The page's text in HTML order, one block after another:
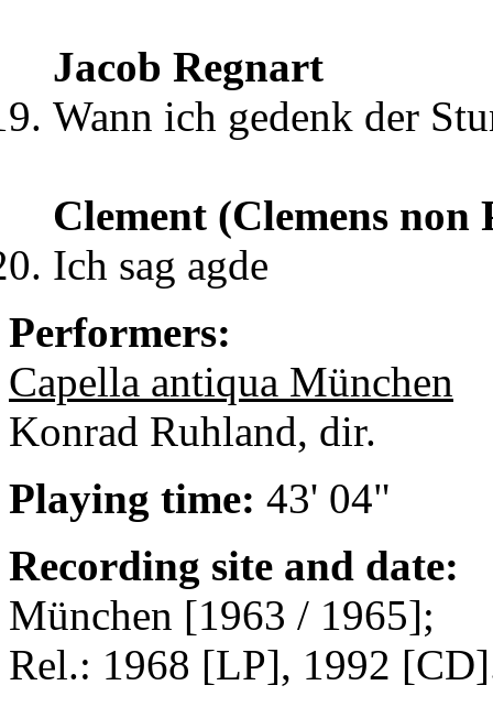
Jacob Regnart
Wann ich gedenk der
Clement (Clemens non
Ich sag agde
Performers:
Capella antiqua München
Konrad Ruhland, dir.
Playing time: 43' 04"
Recording site and date:
München [1963 / 1965];
Rel.: 1968 [LP], 1992